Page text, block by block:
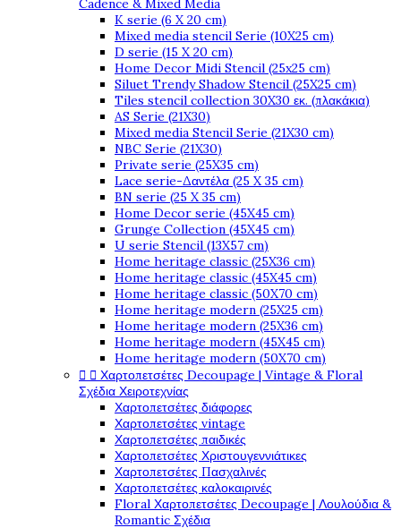
Cadence & Mixed Media
K serie (6 X 20 cm)
Mixed media stencil Serie (10X25 cm)
D serie (15 X 20 cm)
Home Decor Midi Stencil (25x25 cm)
Siluet Trendy Shadow Stencil (25X25 cm)
Tiles stencil collection 30X30 εκ. (πλακάκια)
AS Serie (21X30)
Mixed media Stencil Serie (21X30 cm)
NBC Serie (21X30)
Private serie (25X35 cm)
Lace serie-Δαντέλα (25 X 35 cm)
BN serie (25 X 35 cm)
Home Decor serie (45X45 cm)
Grunge Collection (45X45 cm)
U serie Stencil (13X57 cm)
Home heritage classic (25X36 cm)
Home heritage classic (45X45 cm)
Home heritage classic (50X70 cm)
Home heritage modern (25X25 cm)
Home heritage modern (25X36 cm)
Home heritage modern (45X45 cm)
Home heritage modern (50X70 cm)
  Χαρτοπετσέτες Decoupage | Vintage & Floral
Σχέδια Χειροτεχνίας
Χαρτοπετσέτες διάφορες
Χαρτοπετσέτες vintage
Χαρτοπετσέτες παιδικές
Χαρτοπετσέτες Χριστουγεννιάτικες
Χαρτοπετσέτες Πασχαλινές
Χαρτοπετσέτες καλοκαιρινές
Floral Χαρτοπετσέτες Decoupage | Λουλούδια &
Romantic Σχέδια